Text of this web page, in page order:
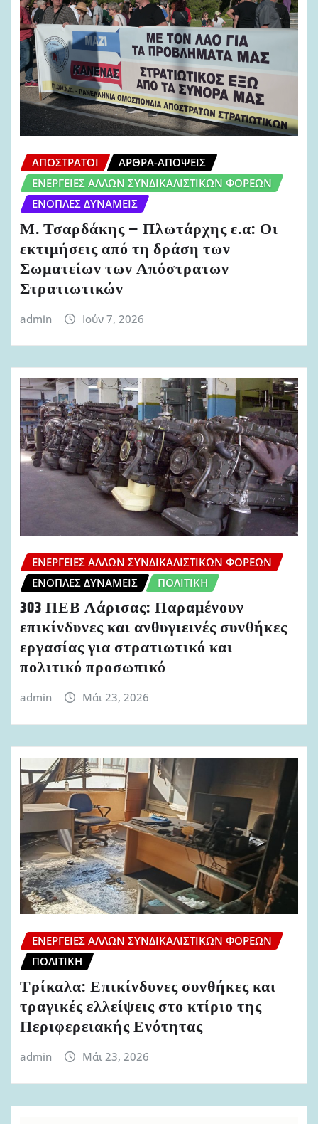
ΑΠΌΣΤΡΑΤΟΙ
ΆΡΘΡΑ-ΑΠΌΨΕΙΣ
ΕΝΈΡΓΕΙΕΣ ΆΛΛΩΝ ΣΥΝΔΙΚΑΛΙΣΤΙΚΏΝ ΦΟΡΈΩΝ
ΈΝΟΠΛΕΣ ΔΥΝΆΜΕΙΣ
Μ. Τσαρδάκης – Πλωτάρχης ε.α: Οι
εκτιμήσεις από τη δράση των
Σωματείων των Απόστρατων
Στρατιωτικών
admin Ιούν 7, 2026
ΕΝΈΡΓΕΙΕΣ ΆΛΛΩΝ ΣΥΝΔΙΚΑΛΙΣΤΙΚΏΝ ΦΟΡΈΩΝ
ΈΝΟΠΛΕΣ ΔΥΝΆΜΕΙΣ
ΠΟΛΙΤΙΚΉ
303 ΠΕΒ Λάρισας: Παραμένουν
επικίνδυνες και ανθυγιεινές συνθήκες
εργασίας για στρατιωτικό και
πολιτικό προσωπικό
admin Μάι 23, 2026
ΕΝΈΡΓΕΙΕΣ ΆΛΛΩΝ ΣΥΝΔΙΚΑΛΙΣΤΙΚΏΝ ΦΟΡΈΩΝ
ΠΟΛΙΤΙΚΉ
Τρίκαλα: Επικίνδυνες συνθήκες και
τραγικές ελλείψεις στο κτίριο της
Περιφερειακής Ενότητας
admin Μάι 23, 2026